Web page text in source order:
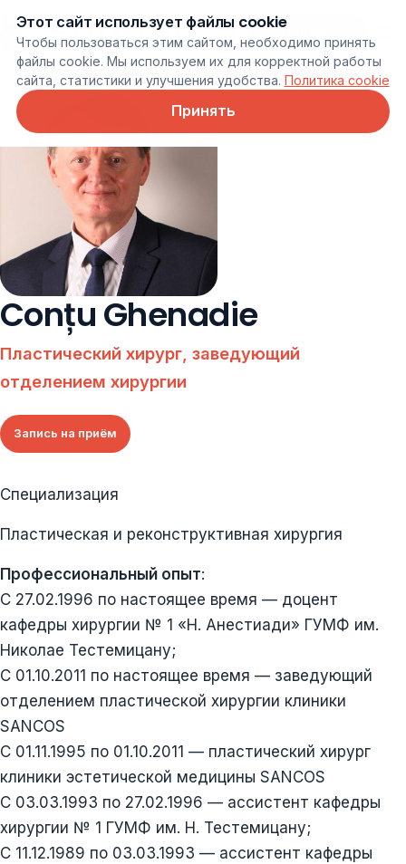
Онлайн запись
Conțu Ghenadie
Пластический хирург, заведующий
отделением хирургии
Запись на приём
Специализация
Пластическая и реконструктивная хирургия
Профессиональный опыт:
С 27.02.1996 по настоящее время — доцент
кафедры хирургии № 1 «Н. Анестиади» ГУМФ им.
Николае Тестемицану;
С 01.10.2011 по настоящее время — заведующий
отделением пластической хирургии клиники
SANCOS
С 01.11.1995 по 01.10.2011 — пластический хирург
клиники эстетической медицины SANCOS
С 03.03.1993 по 27.02.1996 — ассистент кафедры
хирургии № 1 ГУМФ им. Н. Тестемицану;
С 11.12.1989 по 03.03.1993 — ассистент кафедры
Этот сайт использует файлы cookie
Чтобы пользоваться этим сайтом, необходимо принять
файлы cookie. Мы используем их для корректной работы
сайта, статистики и улучшения удобства. Политика cookie
Принять